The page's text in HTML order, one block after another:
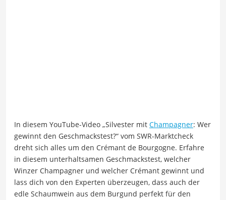
In diesem YouTube-Video „Silvester mit Champagner: Wer
gewinnt den Geschmackstest?“ vom SWR-Marktcheck
dreht sich alles um den Crémant de Bourgogne. Erfahre
in diesem unterhaltsamen Geschmackstest, welcher
Winzer Champagner und welcher Crémant gewinnt und
lass dich von den Experten überzeugen, dass auch der
edle Schaumwein aus dem Burgund perfekt für den